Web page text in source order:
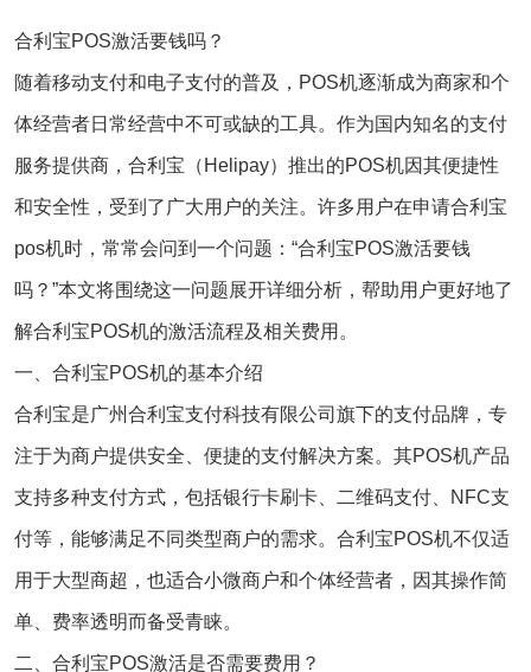
合利宝POS激活要钱吗？
随着移动支付和电子支付的普及，POS机逐渐成为商家和个
体经营者日常经营中不可或缺的工具。作为国内知名的支付
服务提供商，合利宝（Helipay）推出的POS机因其便捷性
和安全性，受到了广大用户的关注。许多用户在申请合利宝
pos机时，常常会问到一个问题：“合利宝POS激活要钱
吗？”本文将围绕这一问题展开详细分析，帮助用户更好地了
解合利宝POS机的激活流程及相关费用。
一、合利宝POS机的基本介绍
合利宝是广州合利宝支付科技有限公司旗下的支付品牌，专
注于为商户提供安全、便捷的支付解决方案。其POS机产品
支持多种支付方式，包括银行卡刷卡、二维码支付、NFC支
付等，能够满足不同类型商户的需求。合利宝POS机不仅适
用于大型商超，也适合小微商户和个体经营者，因其操作简
单、费率透明而备受青睐。
二、合利宝POS激活是否需要费用？